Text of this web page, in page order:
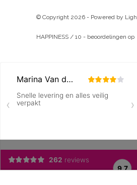
© Copyright 2026 - Powered by
HAPPINESS / 10 - beoordelingen op